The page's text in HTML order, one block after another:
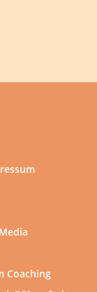
Coaching